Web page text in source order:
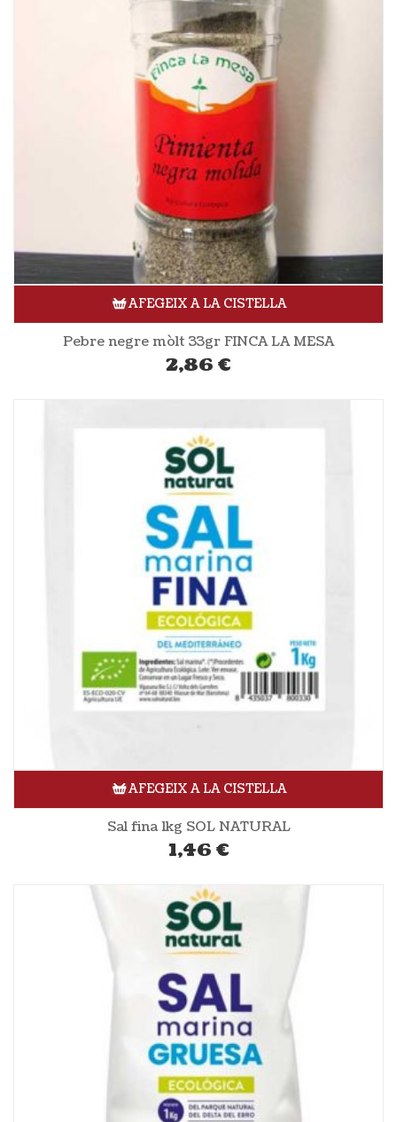
AFEGEIX A LA CISTELLA
Pebre negre mòlt 33gr FINCA LA MESA
2,86 €
AFEGEIX A LA CISTELLA
Sal fina 1kg SOL NATURAL
1,46 €